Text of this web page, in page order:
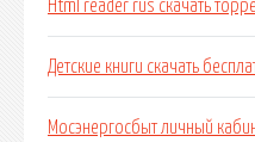
Html reader rus скачать
Детские книги скачать
Мосэнергосбыт личный